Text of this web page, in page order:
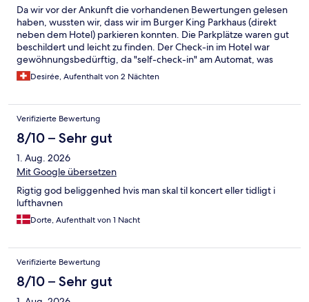
Da wir vor der Ankunft die vorhandenen Bewertungen gelesen
haben, wussten wir, dass wir im Burger King Parkhaus (direkt
neben dem Hotel) parkieren konnten. Die Parkplätze waren gut
beschildert und leicht zu finden. Der Check-in im Hotel war
gewöhnungsbedürftig, da "self-check-in" am Automat, was
solala einfach und gut ging, wir habens schlussendlich aber
geschafft. Der Parkplatz konnte am Tablet in der Lobby gebucht
TV war streaming fähig, was sehr fortschrittlich und für uns
super angenehm war. Das Hotel liegt ein paar hundert Meter
von der Mall entfernt und somit fussläufig tip top erreichbar.
Dort liegt auch die U-Bahnstation mit der man in ca. 15 Minuten
mitten in der Innenstadt ist. Für uns perfekt, wir würden diese
Hotel direkt wieder buchen, wenn wir Kopenhagen noch einmal
Wer mit dem Auto anreist um Kopenhagen zu sehen, dem
können wir diese Hotel nur empfehlen.
Desirée, Aufenthalt von 2 Nächten
Verifizierte Bewertung
8/10 – Sehr gut
1. Aug. 2026
Mit Google übersetzen
Rigtig god beliggenhed hvis man skal til koncert eller tidligt i
lufthavnen
Dorte, Aufenthalt von 1 Nacht
Verifizierte Bewertung
8/10 – Sehr gut